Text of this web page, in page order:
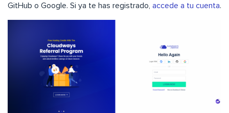
GitHub o Google. Si ya te has registrado, accede a tu cuenta.